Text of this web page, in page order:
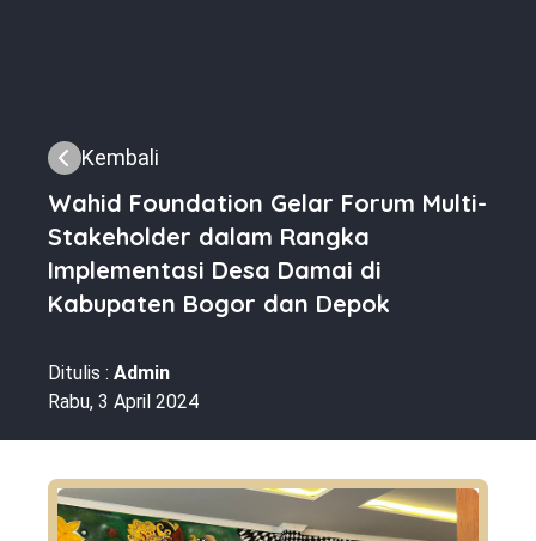
Kembali
Wahid Foundation Gelar Forum Multi-
Stakeholder dalam Rangka
Implementasi Desa Damai di
Kabupaten Bogor dan Depok
Ditulis : Admin
Rabu, 3 April 2024